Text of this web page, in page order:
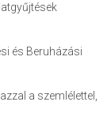
és Beruházási
a szemlélettel,